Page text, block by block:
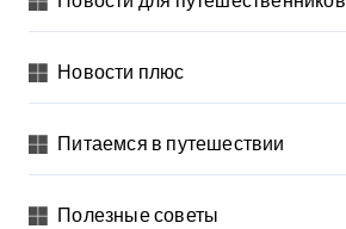
Новости плюс
Питаемся в путешествии
Полезные советы